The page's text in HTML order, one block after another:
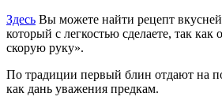
Здесь Вы можете найти рецепт
который с легкостью сделаете, так как
скорую руку».
По традиции первый блин отдают на
как дань уважения предкам.